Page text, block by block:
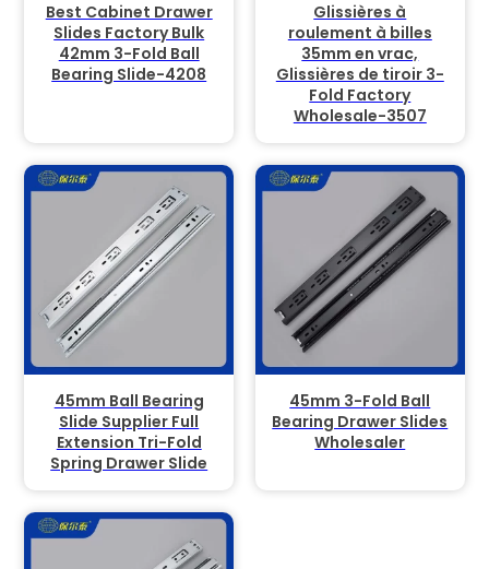
Best Cabinet Drawer
Slides Factory Bulk
42mm 3-Fold Ball
Bearing Slide-4208
Glissières à
roulement à billes
35mm en vrac,
Glissières de tiroir 3-
Fold Factory
Wholesale-3507
45mm Ball Bearing
Slide Supplier Full
Extension Tri-Fold
Spring Drawer Slide
45mm 3-Fold Ball
Bearing Drawer Slides
Wholesaler